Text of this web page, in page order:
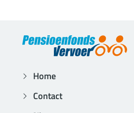
Home
Contact